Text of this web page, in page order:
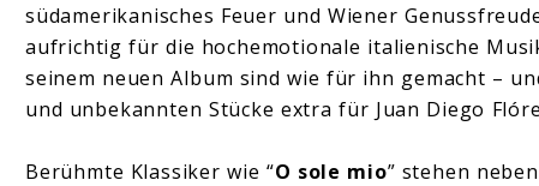
südamerikanisches Feuer und Wiener
aufrichtig für die hochemotionale italienische
seinem neuen Album sind wie für ihn gemacht –
und unbekannten Stücke extra für Juan Diego
Berühmte Klassiker wie “O sole mio” stehen